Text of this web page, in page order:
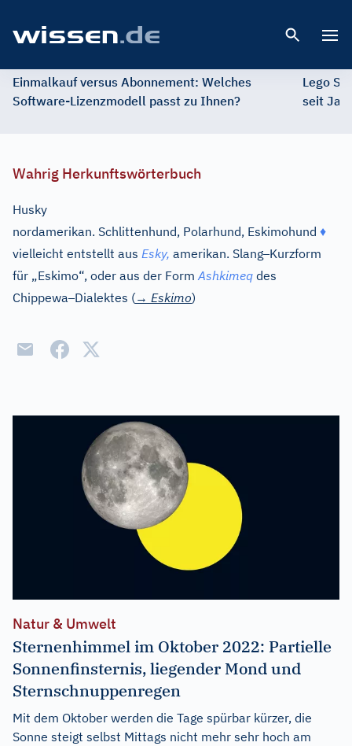
Einmalkauf versus Abonnement: Welches
Software-Lizenzmodell passt zu Ihnen?
Lego
seit
Wahrig Herkunftswörterbuch
Husky
nordamerikan. Schlittenhund, Polarhund, Eskimohund ♦
vielleicht entstellt aus Esky, amerikan. Slang–Kurzform
für „Eskimo“, oder aus der FormAshkimeq des
Chippewa–Dialektes (→ Eskimo)
Natur & Umwelt
Sternenhimmel im Oktober 2022: Partielle
Sonnenfinsternis, liegender Mond und
Sternschnuppenregen
Mit dem Oktober werden die Tage spürbar kürzer, die
Sonne steigt selbst Mittags nicht mehr sehr hoch am